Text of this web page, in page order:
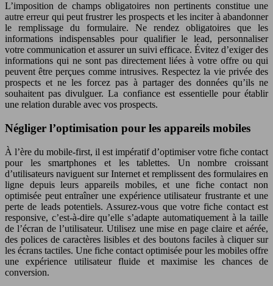
L’imposition de champs obligatoires non pertinents constitue une
autre erreur qui peut frustrer les prospects et les inciter à abandonner
le remplissage du formulaire. Ne rendez obligatoires que les
informations indispensables pour qualifier le lead, personnaliser
votre communication et assurer un suivi efficace. Évitez d’exiger des
informations qui ne sont pas directement liées à votre offre ou qui
peuvent être perçues comme intrusives. Respectez la vie privée des
prospects et ne les forcez pas à partager des données qu’ils ne
souhaitent pas divulguer. La confiance est essentielle pour établir
une relation durable avec vos prospects.
Négliger l’optimisation pour les appareils mobiles
À l’ère du mobile-first, il est impératif d’optimiser votre fiche contact
pour les smartphones et les tablettes. Un nombre croissant
d’utilisateurs naviguent sur Internet et remplissent des formulaires en
ligne depuis leurs appareils mobiles, et une fiche contact non
optimisée peut entraîner une expérience utilisateur frustrante et une
perte de leads potentiels. Assurez-vous que votre fiche contact est
responsive, c’est-à-dire qu’elle s’adapte automatiquement à la taille
de l’écran de l’utilisateur. Utilisez une mise en page claire et aérée,
des polices de caractères lisibles et des boutons faciles à cliquer sur
les écrans tactiles. Une fiche contact optimisée pour les mobiles offre
une expérience utilisateur fluide et maximise les chances de
conversion.